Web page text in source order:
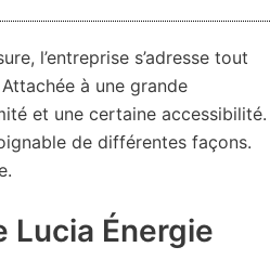
l’entreprise s’adresse tout
à une grande
et une certaine accessibilité.
de différentes façons.
Lucia Énergie